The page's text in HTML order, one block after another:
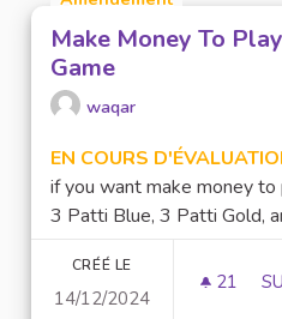
Make Money To
Game
waqar
EN COURS
if you want make money
3 Patti Blue, 3 Patti Gold,
CRÉÉ LE
14/12/2024
21 21